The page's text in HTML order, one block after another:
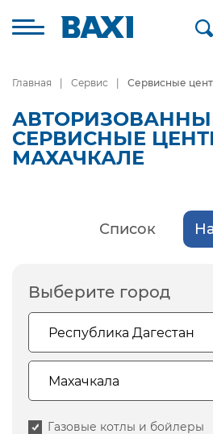
Главная Сервис Сервисные
СЕРВИСНЫЕ
МАХАЧКАЛЕ
Список
Выберите город
Газовые котлы и бойлеры